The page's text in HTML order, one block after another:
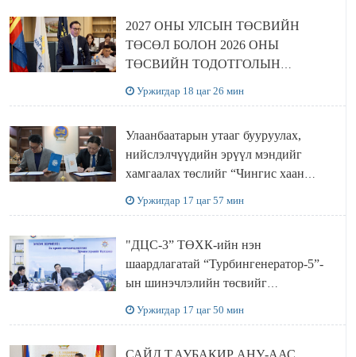
2027 ОНЫ УЛСЫН ТӨСВИЙН
ТӨСӨЛ БОЛОН 2026 ОНЫ
ТӨСВИЙН ТОДОТГОЛЫН
Уржигдар 18 цаг 26 мин
Улаанбаатарын утааг бууруулах,
нийслэлчүүдийн эрүүл мэндийг
хамгаалах төслийг “Чингис хаан
Уржигдар 17 цаг 57 мин
"ДЦС-3” ТӨХК-ийн нэн
шаардлагатай “Турбингенератор-5”-
ын шинэчлэлийн төсвийг
Уржигдар 17 цаг 50 мин
САЙД Т.АУБАКИР АНУ-ААС